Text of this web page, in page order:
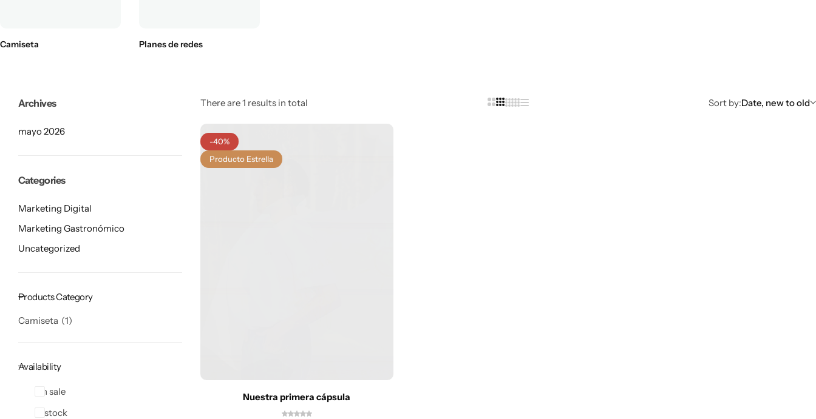
Camiseta Planes de redes
There are 1 results in total Sort by:Date, new to old
-40%
Producto Estrella
Nuestra primera cápsula
Archives
mayo 2026
Categories
Marketing Digital
Marketing Gastronómico
Uncategorized
Products Category
Camiseta 1
Availability
On sale
In stock